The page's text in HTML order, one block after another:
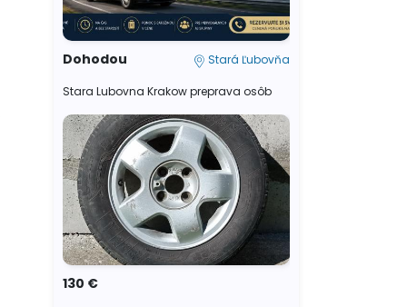
Dohodou Stará Ľubovňa
Stara Lubovna Krakow preprava osôb
130 €